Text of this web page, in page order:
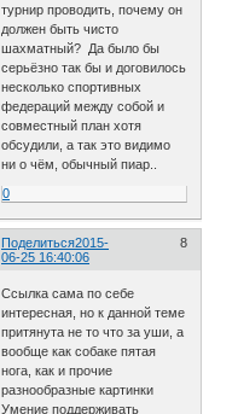
турнир проводить, почему он
должен быть чисто
шахматный? Да было бы
серьёзно так бы и договилось
несколько спортивных
федераций между собой и
совместный план хотя
обсудили, а так это видимо
ни о чём, обычный пиар..
0
Поделиться 8
2015-
06-25 16:40:06
Ссылка сама по себе
интересная, но к данной теме
притянута не то что за уши, а
вообще как собаке пятая
нога, как и прочие
разнообразные картинки
Умение поддерживать